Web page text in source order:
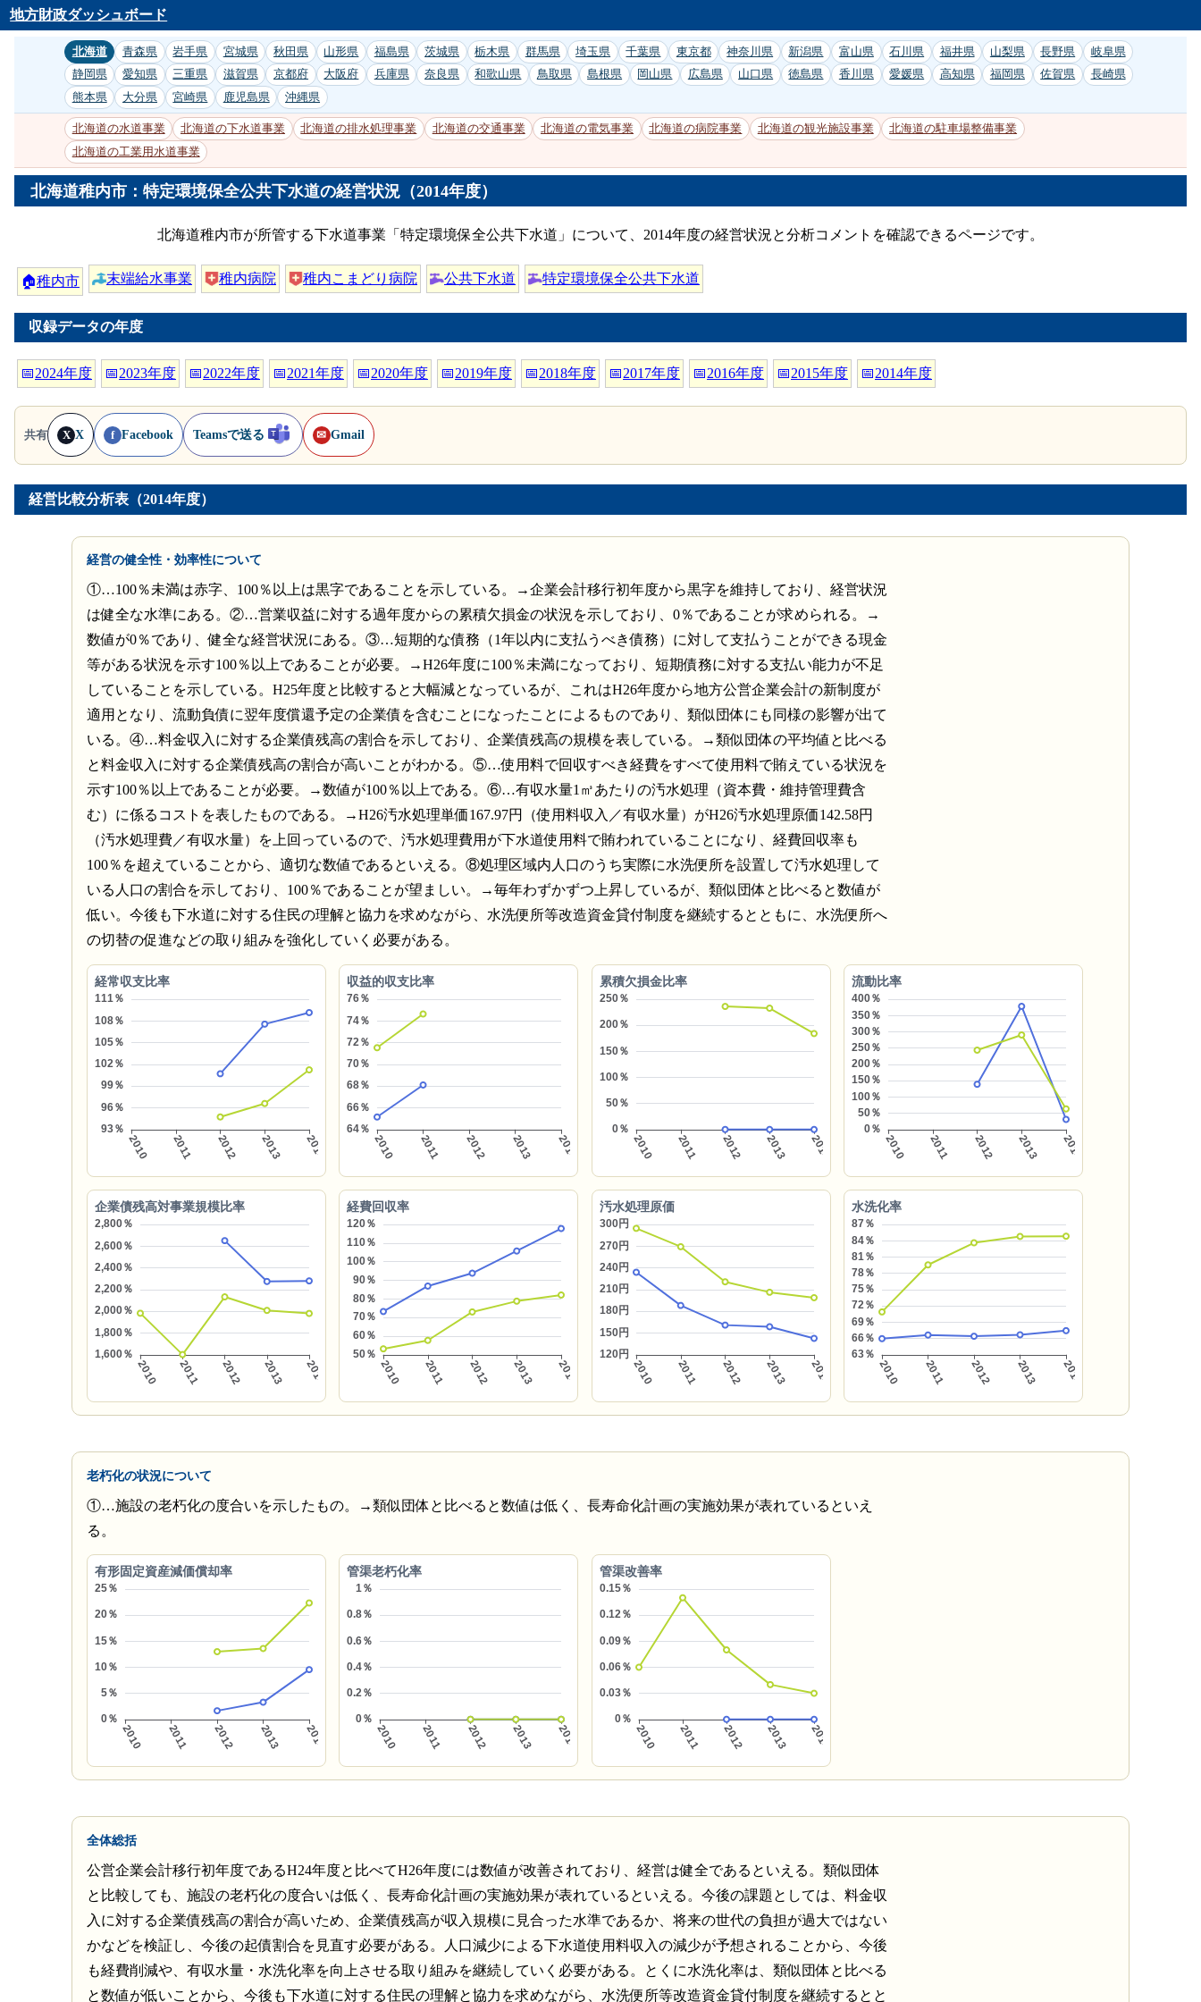
地方財政ダッシュボード
北海道 青森県 岩手県 宮城県 秋田県 山形県 福島県 茨城県 栃木県 群馬県 埼玉県 千葉県 東京都 神奈川県 新潟県 富山県 石川県 福井県 山梨県 長野県
岐阜県
静岡県
愛知県 三重県 滋賀県 京都府 大阪府 兵庫県 奈良県 和歌山県 鳥取県 島根県 岡山県 広島県 山口県 徳島県 香川県 愛媛県 高知県 福岡県 佐賀県
長崎県
熊本県
大分県 宮崎県 鹿児島県 沖縄県
北海道の水道事業 北海道の下水道事業 北海道の排水処理事業 北海道の交通事業 北海道の電気事業 北海道の病院事業 北海道の観光施設事業
北海道の駐車場整備事業
北海道の工業用水道事業
北海道稚内市：特定環境保全公共下水道の経営状況（2014年度）
北海道稚内市が所管する下水道事業「特定環境保全公共下水道」について、2014年度の経営状況と分析コメントを確認できるページです。
🏠稚内市 末端給水事業 稚内病院 稚内こまどり病院 公共下水道 特定環境保全公共下水道
収録データの年度
📅2024年度 📅2023年度 📅2022年度 📅2021年度 📅2020年度 📅2019年度 📅2018年度 📅2017年度 📅2016年度 📅2015年度 📅2014年度
共有 X X f Facebook Teamsで送る ✉ Gmail
経営比較分析表（2014年度）
経営の健全性・効率性について
①…100％未満は赤字、100％以上は黒字であることを示している。→企業会計移行初年度から黒字を維持しており、経営状況
は健全な水準にある。②…営業収益に対する過年度からの累積欠損金の状況を示しており、0％であることが求められる。→
数値が0％であり、健全な経営状況にある。③…短期的な債務（1年以内に支払うべき債務）に対して支払うことができる現金
等がある状況を示す100％以上であることが必要。→H26年度に100％未満になっており、短期債務に対する支払い能力が不足
していることを示している。H25年度と比較すると大幅減となっているが、これはH26年度から地方公営企業会計の新制度が
適用となり、流動負債に翌年度償還予定の企業債を含むことになったことによるものであり、類似団体にも同様の影響が出て
いる。④…料金収入に対する企業債残高の割合を示しており、企業債残高の規模を表している。→類似団体の平均値と比べる
と料金収入に対する企業債残高の割合が高いことがわかる。⑤…使用料で回収すべき経費をすべて使用料で賄えている状況を
示す100％以上であることが必要。→数値が100％以上である。⑥…有収水量1㎥あたりの汚水処理（資本費・維持管理費含
む）に係るコストを表したものである。→H26汚水処理単価167.97円（使用料収入／有収水量）がH26汚水処理原価142.58円
（汚水処理費／有収水量）を上回っているので、汚水処理費用が下水道使用料で賄われていることになり、経費回収率も
100％を超えていることから、適切な数値であるといえる。⑧処理区域内人口のうち実際に水洗便所を設置して汚水処理して
いる人口の割合を示しており、100％であることが望ましい。→毎年わずかずつ上昇しているが、類似団体と比べると数値が
低い。今後も下水道に対する住民の理解と協力を求めながら、水洗便所等改造資金貸付制度を継続するとともに、水洗便所へ
の切替の促進などの取り組みを強化していく必要がある。
経常収支比率 収益的収支比率 累積欠損金比率 流動比率
企業債残高対事業規模比率 経費回収率 汚水処理原価 水洗化率
老朽化の状況について
①…施設の老朽化の度合いを示したもの。→類似団体と比べると数値は低く、長寿命化計画の実施効果が表れているといえ
る。
有形固定資産減価償却率 管渠老朽化率 管渠改善率
全体総括
公営企業会計移行初年度であるH24年度と比べてH26年度には数値が改善されており、経営は健全であるといえる。類似団体
と比較しても、施設の老朽化の度合いは低く、長寿命化計画の実施効果が表れているといえる。今後の課題としては、料金収
入に対する企業債残高の割合が高いため、企業債残高が収入規模に見合った水準であるか、将来の世代の負担が過大ではない
かなどを検証し、今後の起債割合を見直す必要がある。人口減少による下水道使用料収入の減少が予想されることから、今後
も経費削減や、有収水量・水洗化率を向上させる取り組みを継続していく必要がある。とくに水洗化率は、類似団体と比べる
と数値が低いことから、今後も下水道に対する住民の理解と協力を求めながら、水洗便所等改造資金貸付制度を継続するとと